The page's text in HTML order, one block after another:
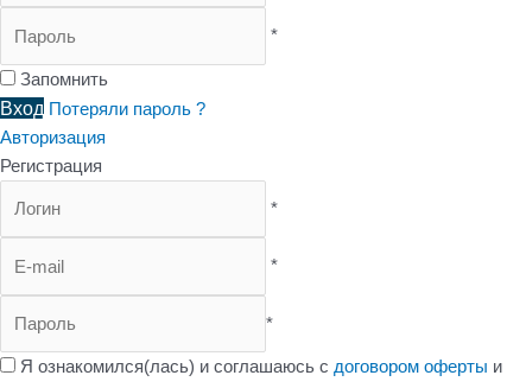
*
Запомнить
Вход Потеряли пароль ?
Авторизация
Регистрация
*
*
*
Я ознакомился(лась) и соглашаюсь с договором оферты и